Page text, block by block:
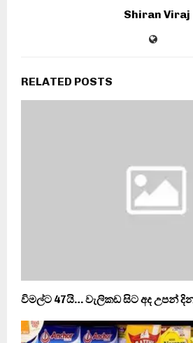
Shiran Viraj
RELATED POSTS
විමල්ට 47යි… වැලිකඩ සිට අද උපන්